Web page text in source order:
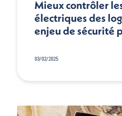
Mieux contrôler
électriques des
enjeu de sécurité
03/02/2025